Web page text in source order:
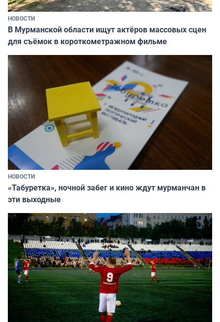
НОВОСТИ
В Мурманской области ищут актёров массовых сцен
для съёмок в короткометражном фильме
НОВОСТИ
«Табуретка», ночной забег и кино ждут мурманчан в
эти выходные